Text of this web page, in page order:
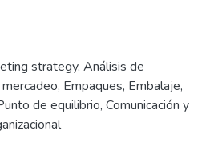
strategy, Análisis de
, Empaques, Embalaje,
de equilibrio, Comunicación y